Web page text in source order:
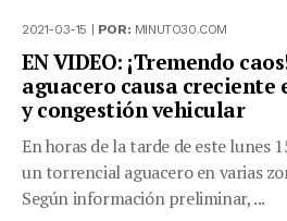
2021-03-15 | POR: MINUTO30.COM
EN VIDEO: ¡Tremendo
aguacero causa
y congestión vehicular
En horas de la tarde de este lunes
un torrencial aguacero en varias
Según información preliminar, ...